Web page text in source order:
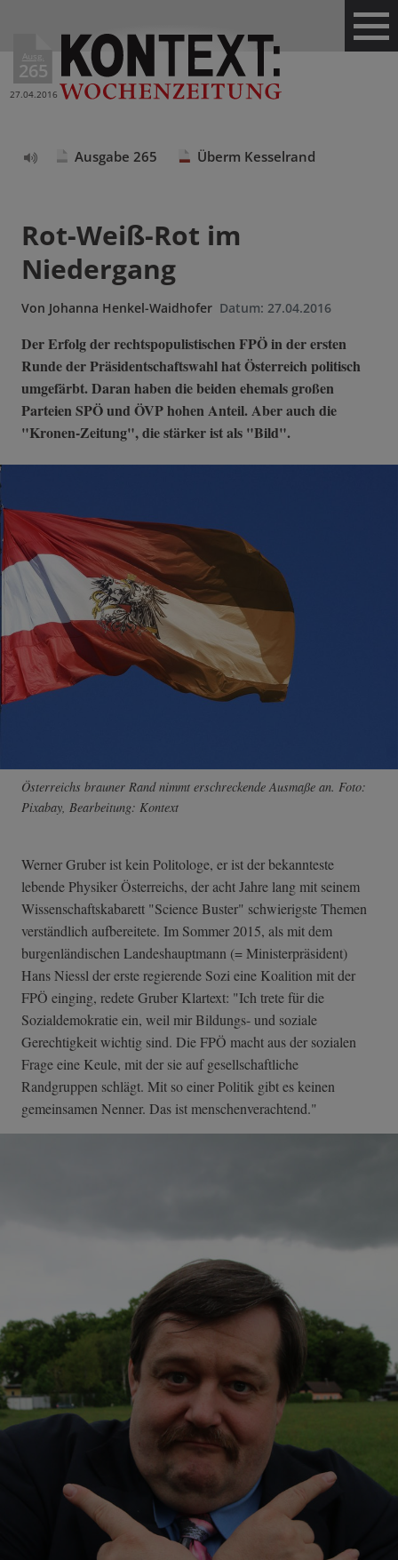
Ausg.
265
27.04.2016
Ausgabe 265 Überm Kesselrand
Rot-Weiß-Rot im
Niedergang
Von Johanna Henkel-Waidhofer Datum: 27.04.2016
Der Erfolg der rechtspopulistischen FPÖ in der ersten
Runde der Präsidentschaftswahl hat Österreich politisch
umgefärbt. Daran haben die beiden ehemals großen
Parteien SPÖ und ÖVP hohen Anteil. Aber auch die
"Kronen-Zeitung", die stärker ist als "Bild".
Österreichs brauner Rand nimmt erschreckende Ausmaße an. Foto:
Pixabay, Bearbeitung: Kontext
Werner Gruber ist kein Politologe, er ist der bekannteste
lebende Physiker Österreichs, der acht Jahre lang mit seinem
Wissenschaftskabarett "Science Buster" schwierigste Themen
verständlich aufbereitete. Im Sommer 2015, als mit dem
burgenländischen Landeshauptmann (= Ministerpräsident)
Hans Niessl der erste regierende Sozi eine Koalition mit der
FPÖ einging, redete Gruber Klartext: "Ich trete für die
Sozialdemokratie ein, weil mir Bildungs- und soziale
Gerechtigkeit wichtig sind. Die FPÖ macht aus der sozialen
Frage eine Keule, mit der sie auf gesellschaftliche
Randgruppen schlägt. Mit so einer Politik gibt es keinen
gemeinsamen Nenner. Das ist menschenverachtend."